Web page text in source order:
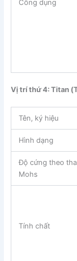
Công dụng
Vị trí thứ 4: Titan
Tên, ký hiệu
Hình dạng
Độ cứng theo
Mohs
Tính chất